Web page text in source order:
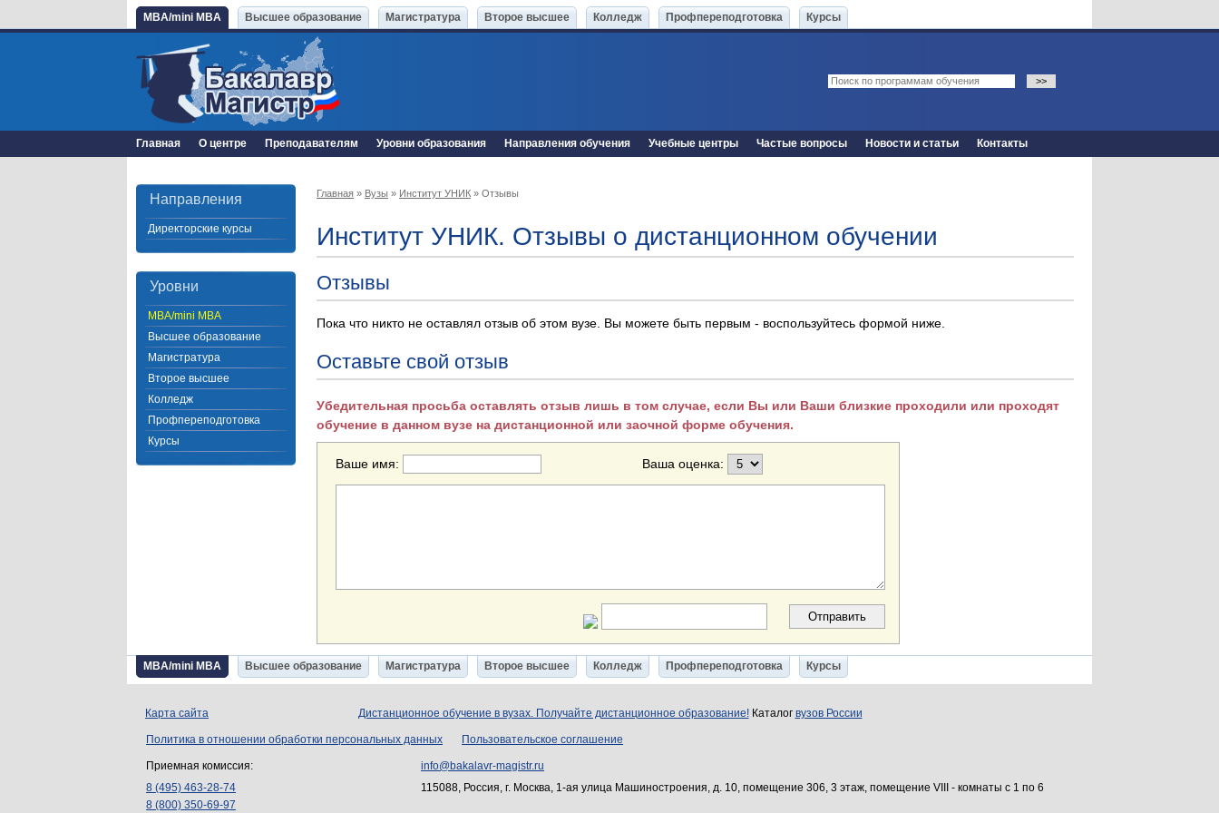
MBA/mini MBA Высшее образование Магистратура Второе высшее Колледж Профпереподготовка Курсы
Главная О центре Преподавателям Уровни образования Направления обучения Учебные центры Частые вопросы Новости и статьи Контакты
Направления
Директорские курсы
Уровни
MBA/mini MBA
Высшее образование
Магистратура
Второе высшее
Колледж
Профпереподготовка
Курсы
Главная » Вузы » Институт УНИК » Отзывы
Институт УНИК. Отзывы о дистанционном обучении
Отзывы
Пока что никто не оставлял отзыв об этом вузе. Вы можете быть первым - воспользуйтесь формой ниже.
Оставьте свой отзыв
Убедительная просьба оставлять отзыв лишь в том случае, если Вы или Ваши близкие проходили или проходят
обучение в данном вузе на дистанционной или заочной форме обучения.
Ваше имя: Ваша оценка:
MBA/mini MBA Высшее образование Магистратура Второе высшее Колледж Профпереподготовка Курсы
Карта сайта Дистанционное обучение в вузах. Получайте дистанционное образование!Каталог вузов России
Политика в отношении обработки персональных данных Пользовательское соглашение
Приемная комиссия:
8 (495) 463-28-74
8 (800) 350-69-97
info@bakalavr-magistr.ru
115088, Россия, г. Москва, 1-ая улица Машиностроения, д. 10, помещение 306, 3 этаж, помещение VIII - комнаты с 1 по 6